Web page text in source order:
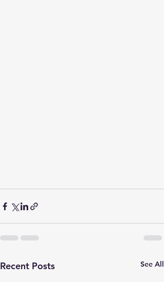
Recent Posts See All